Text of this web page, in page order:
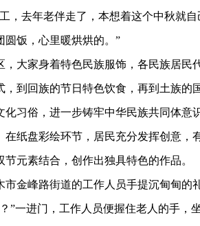
去年老伴走了，本想着这个中秋就自
圆饭，心里暖烘烘的。”
家身着特色民族服饰，各民族居民
到回族的节日特色饮食，再到土族的
习俗，进一步铸牢中华民族共同体意识
盘彩绘环节，居民充分发挥创意，
元素结合，创作出独具特色的作品。
峰路街道的工作人员手提沉甸甸的
”一进门，工作人员便握住老人的手，